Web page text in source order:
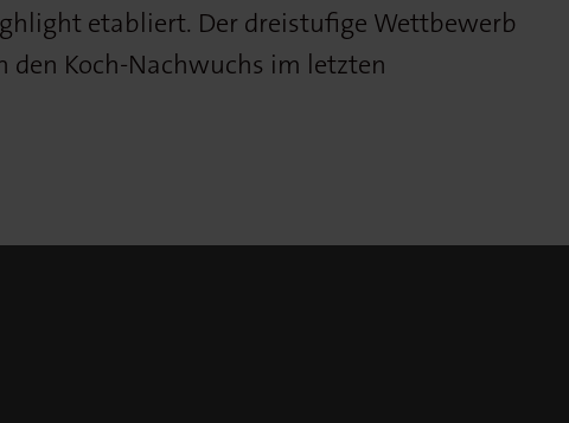
etabliert. Der dreistufige Wettbewerb
den Koch-Nachwuchs im letzten